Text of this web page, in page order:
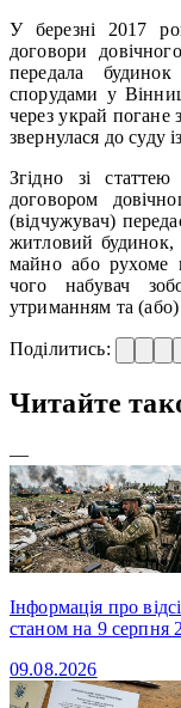
У березні 2017
договори
передала
спорудами у
через украй погане
звернулася до суду
Згідно зі
договором
(відчужувач)
житловий будинок,
майно або рухоме
чого набувач
утриманням та
Поділитись:
Читайте
—
Інформація про
станом на 9 серпня
09.08.2026